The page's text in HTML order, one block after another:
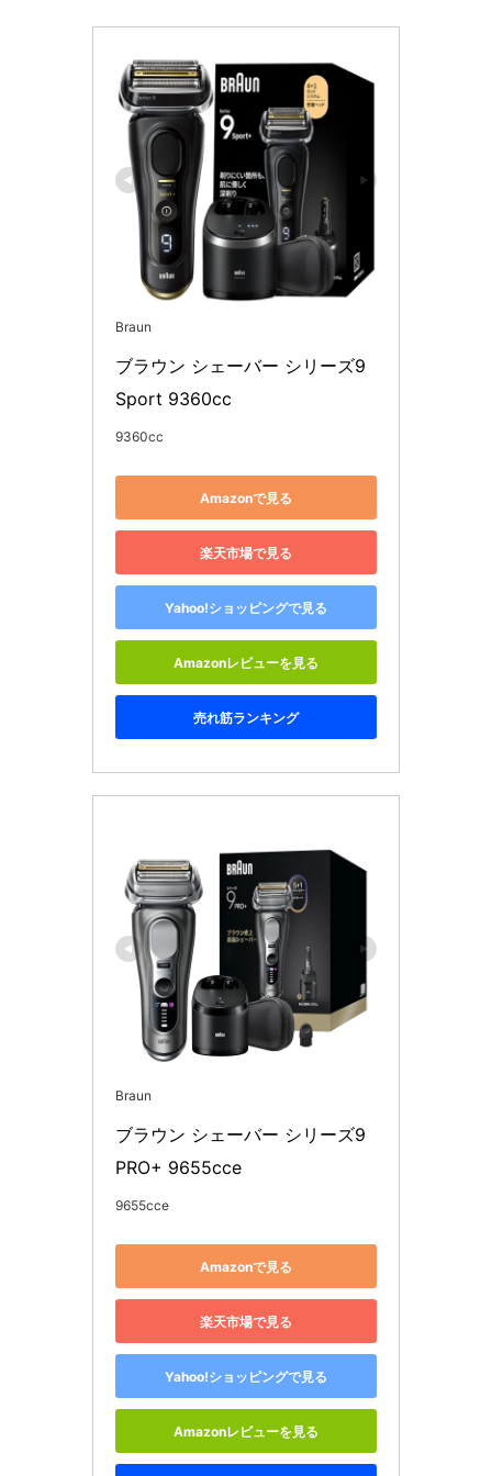
Braun
ブラウン シェーバー シリーズ9
Sport 9360cc
9360cc
Amazonで見る
楽天市場で見る
Yahoo!ショッピングで見る
Amazonレビューを見る
売れ筋ランキング
Braun
ブラウン シェーバー シリーズ9
PRO+ 9655cce
9655cce
Amazonで見る
楽天市場で見る
Yahoo!ショッピングで見る
Amazonレビューを見る